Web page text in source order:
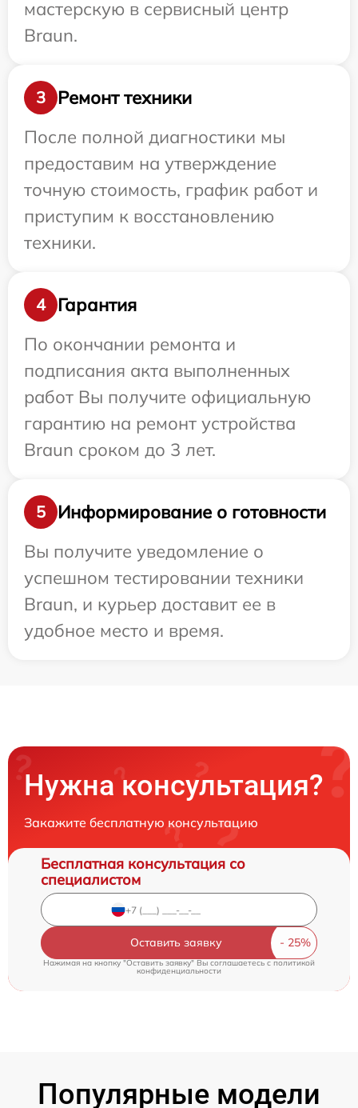
мастерскую в сервисный центр
Braun.
3
Ремонт техники
После полной диагностики мы
предоставим на утверждение
точную стоимость, график работ и
приступим к восстановлению
техники.
4
Гарантия
По окончании ремонта и
подписания акта выполненных
работ Вы получите официальную
гарантию на ремонт устройства
Braun сроком до 3 лет.
5
Информирование о готовности
Вы получите уведомление о
успешном тестировании техники
Braun, и курьер доставит ее в
удобное место и время.
Нужна консультация?
Закажите бесплатную консультацию
Бесплатная консультация со
специалистом
Оставить заявку
Нажимая на кнопку "Оставить заявку" Вы соглашаетесь cполитикой
конфиденциальности
Популярные модели